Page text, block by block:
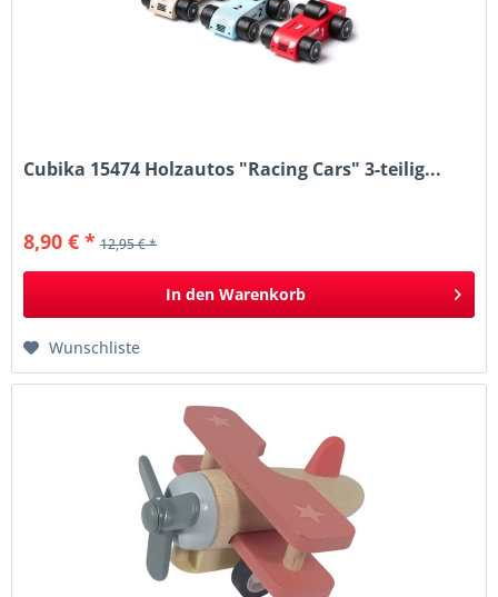
Cubika 15474 Holzautos "Racing Cars" 3-teilig...
8,90 € * 12,95 € *
In den Warenkorb
Wunschliste